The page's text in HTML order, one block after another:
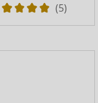
(5)